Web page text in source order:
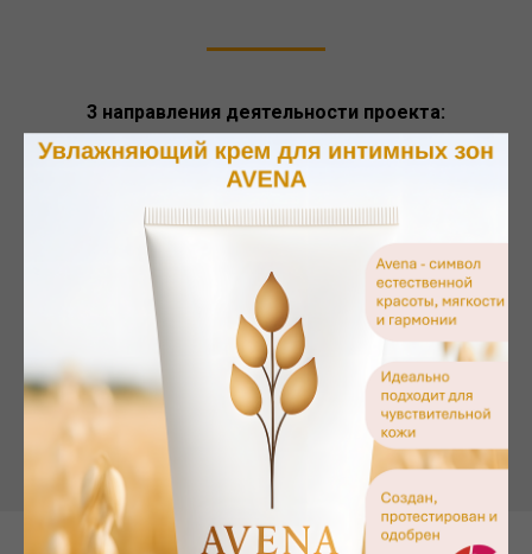
3 направления деятельности проекта:
•Экспертология планирования семьи
•Экспертология в гинекологии
•Экспертология профилактики перинатальных и
акушерских осложнений
Подробнее